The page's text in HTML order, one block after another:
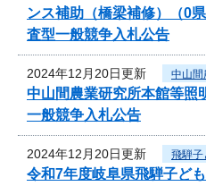
ンス補助（橋梁補修）（0
査型一般競争入札公告
2024年12月20日更新 中山間
中山間農業研究所本館等照
一般競争入札公告
2024年12月20日更新 飛騨子
令和7年度岐阜県飛騨子ど